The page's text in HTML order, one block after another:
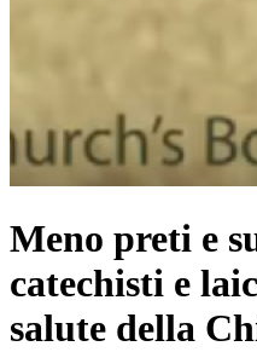
Meno preti e
catechisti e
salute della